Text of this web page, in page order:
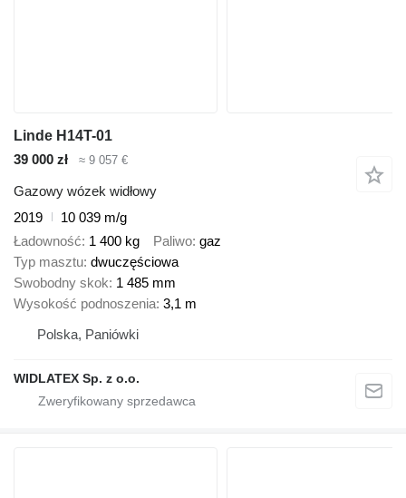
Linde H14T-01
39 000 zł
≈ 9 057 €
Gazowy wózek widłowy
2019
10 039 m/g
Ładowność 1 400 kg Paliwo gaz
Typ masztu dwuczęściowa
Swobodny skok 1 485 mm
Wysokość podnoszenia 3,1 m
Polska, Paniówki
WIDLATEX Sp. z o.o.